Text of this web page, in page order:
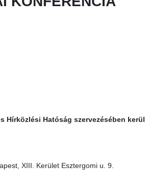
Hírközlési Hatóság szervezésében kerül
XIII. Kerület Esztergomi u. 9.